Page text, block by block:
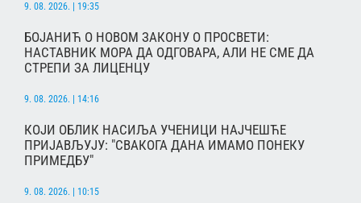
9. 08. 2026. | 19:35
БОЈАНИЋ О НОВОМ ЗАКОНУ О ПРОСВЕТИ:
НАСТАВНИК МОРА ДА ОДГОВАРА, АЛИ НЕ СМЕ ДА
СТРЕПИ ЗА ЛИЦЕНЦУ
9. 08. 2026. | 14:16
КОЈИ ОБЛИК НАСИЉА УЧЕНИЦИ НАЈЧЕШЋЕ
ПРИЈАВЉУЈУ: "СВАКОГА ДАНА ИМАМО ПОНЕКУ
ПРИМЕДБУ"
9. 08. 2026. | 10:15